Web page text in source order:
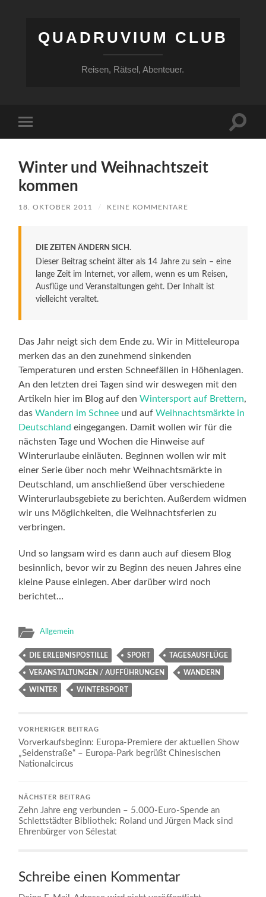
QUADRUVIUM CLUB
Reisen, Rätsel, Abenteuer.
Menü
Winter und Weihnachtszeit
kommen
18. OKTOBER 2011 / KEINE KOMMENTARE
DIE ZEITEN ÄNDERN SICH.
Dieser Beitrag scheint älter als 14 Jahre zu sein – eine
lange Zeit im Internet, vor allem, wenn es um Reisen,
Ausflüge und Veranstaltungen geht. Der Inhalt ist
vielleicht veraltet.
Das Jahr neigt sich dem Ende zu. Wir in Mitteleuropa
merken das an den zunehmend sinkenden
Temperaturen und ersten Schneefällen in Höhenlagen.
An den letzten drei Tagen sind wir deswegen mit den
Artikeln hier im Blog auf denWintersport auf Brettern,
dasWandern im Schnee und aufWeihnachtsmärkte in
Deutschland eingegangen. Damit wollen wir für die
nächsten Tage und Wochen die Hinweise auf
Winterurlaube einläuten. Beginnen wollen wir mit
einer Serie über noch mehr Weihnachtsmärkte in
Deutschland, um anschließend über verschiedene
Winterurlaubsgebiete zu berichten. Außerdem widmen
wir uns Möglichkeiten, die Weihnachtsferien zu
verbringen.
Und so langsam wird es dann auch auf diesem Blog
besinnlich, bevor wir zu Beginn des neuen Jahres eine
kleine Pause einlegen. Aber darüber wird noch
berichtet…
Allgemein
DIE ERLEBNISPOSTILLE SPORT TAGESAUSFLÜGE
VERANSTALTUNGEN / AUFFÜHRUNGEN WANDERN
WINTER WINTERSPORT
VORHERIGER BEITRAG
Vorverkaufsbeginn: Europa-Premiere der aktuellen Show
„Seidenstraße“ – Europa-Park begrüßt Chinesischen
Nationalcircus
NÄCHSTER BEITRAG
Zehn Jahre eng verbunden – 5.000-Euro-Spende an
Schlettstädter Bibliothek: Roland und Jürgen Mack sind
Ehrenbürger von Sélestat
Schreibe einen Kommentar